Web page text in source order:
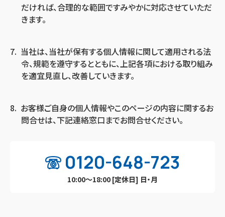
だければ、合理的な範囲ですみやかに対応させていただ
きます。
当社は、当社が保有する個人情報に関して適用される法
令、規範を遵守するとともに、上記各項における取り組み
を適宜見直し、改善していきます。
お客様ご自身の個人情報やこのページの内容に関するお
問合せは、下記連絡窓口までお問合せください。
0120-648-723
10:00～18:00 [定休日] 日・月